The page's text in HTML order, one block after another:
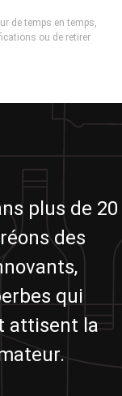
de temps en temps,
ou de retirer
plus de 20
des
qui
attisent la